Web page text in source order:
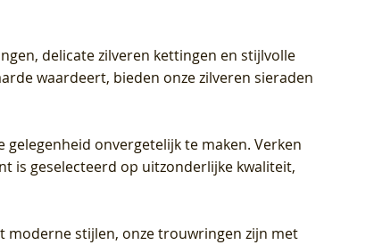
delicate zilveren kettingen en stijlvolle
waardeert, bieden onze zilveren sieraden
onvergetelijk te maken. Verken
is geselecteerd op uitzonderlijke kwaliteit,
moderne stijlen, onze trouwringen zijn met